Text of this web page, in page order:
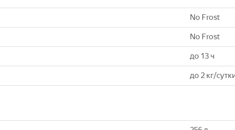
No Frost
No Frost
до 13 ч
до 2 кг/